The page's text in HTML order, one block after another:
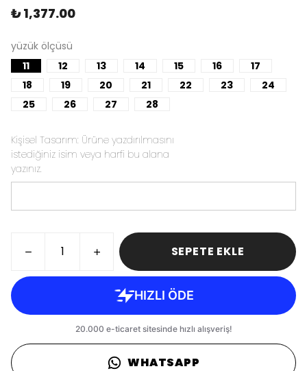
₺ 1,377.00
yüzük ölçüsü
11
12 13 14 15 16
17
18
19 20 21 22 23
24
25
26 27 28
Kişisel Tasarım: Ürüne yazdırılmasını
istediğiniz isim veya harfi bu alana
yazınız.
SEPETE EKLE
WHATSAPP